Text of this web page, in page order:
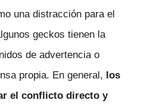
una distracción para el
geckos tienen la
de advertencia o
propia. En general, los
el conflicto directo y